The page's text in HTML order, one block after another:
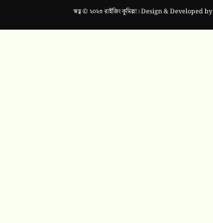
স্বত্ব © ২০২৩ রাইজিং কুমিল্লা। Design & Developed by